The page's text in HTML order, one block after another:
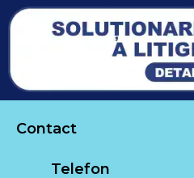
Contact
Telefon